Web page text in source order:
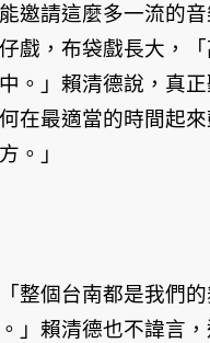
邀請這麼多一流的音
戲，布袋戲長大，
。」賴清德說，真
在最適當的時間起
。」
整個台南都是我們
」賴清德也不諱言